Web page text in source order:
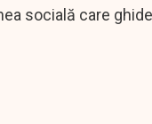
socială care